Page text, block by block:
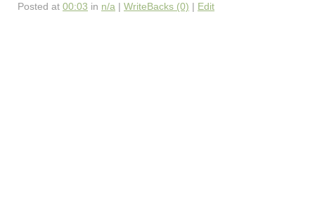
Posted at 00:03 in n/a | WriteBacks (0) | Edit